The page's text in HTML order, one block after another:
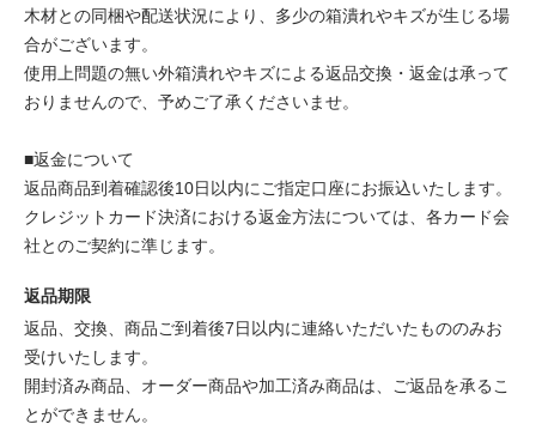
木材との同梱や配送状況により、多少の箱潰れやキズが生じる場
合がございます。
使用上問題の無い外箱潰れやキズによる返品交換・返金は承って
おりませんので、予めご了承くださいませ。
■返金について
返品商品到着確認後10日以内にご指定口座にお振込いたします。
クレジットカード決済における返金方法については、各カード会
社とのご契約に準じます。
返品期限
返品、交換、商品ご到着後7日以内に連絡いただいたもののみお
受けいたします。
開封済み商品、オーダー商品や加工済み商品は、ご返品を承るこ
とができません。